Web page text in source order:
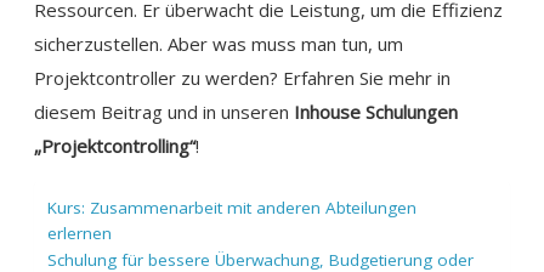
Ressourcen. Er überwacht die Leistung, um die Effizienz
sicherzustellen. Aber was muss man tun, um
Projektcontroller zu werden? Erfahren Sie mehr in
diesem Beitrag und in unseren Inhouse Schulungen
„Projektcontrolling“!
Kurs: Zusammenarbeit mit anderen Abteilungen
erlernen
Schulung für bessere Überwachung, Budgetierung oder